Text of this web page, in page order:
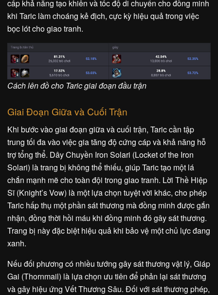
cấp khả năng tạo khiên và tốc độ di chuyển cho đồng minh
khi Taric làm choáng kẻ địch, cực kỳ hiệu quả trong việc
bọc lót cho giao tranh.
Cách lên đồ cho Taric giai đoạn đầu trận
Giai Đoạn Giữa và Cuối Trận
Khi bước vào giai đoạn giữa và cuối trận, Taric cần tập
trung tối đa vào việc gia tăng độ cứng cáp và khả năng hỗ
trợ tổng thể. Dây Chuyền Iron Solari (Locket of the Iron
Solari) là trang bị không thể thiếu, giúp Taric tạo một lá
chắn mạnh mẽ cho toàn đội trong giao tranh. Lời Thề Hiệp
Sĩ (Knight’s Vow) là một lựa chọn tuyệt vời khác, cho phép
Taric hấp thụ một phần sát thương mà đồng minh được gắn
nhận, đồng thời hồi máu khi đồng minh đó gây sát thương.
Trang bị này đặc biệt hiệu quả khi bảo vệ một chủ lực đang
xanh.
Nếu đối phương có nhiều tướng gây sát thương vật lý, Giáp
Gai (Thornmail) là lựa chọn ưu tiên để phản lại sát thương
và gây hiệu ứng Vết Thương Sâu. Đối với sát thương phép,